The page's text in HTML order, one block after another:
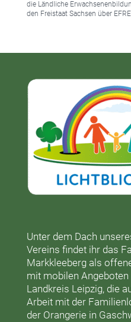
die Ländliche
den Freistaat Sachsen über
Unter dem Dach
Vereins findet ihr das
Markkleebergals
mit mobilen
Landkreis Leipzig, die
Arbeit mit der
der Orangeriein